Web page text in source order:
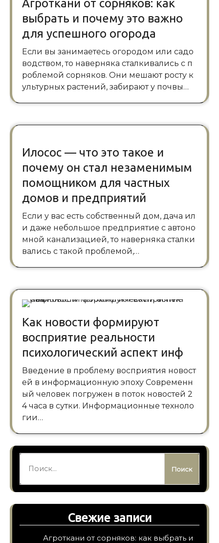
Агроткани от сорняков: как
выбрать и почему это важно
для успешного огорода
Если вы занимаетесь огородом или садо
водством, то наверняка сталкивались с п
роблемой сорняков. Они мешают росту к
ультурных растений, забирают у почвы…
Илосос — что это такое и
почему он стал незаменимым
помощником для частных
домов и предприятий
Если у вас есть собственный дом, дача ил
и даже небольшое предприятие с автоно
мной канализацией, то наверняка сталки
вались с такой проблемой,…
Как новости формируют
восприятие реальности
психологический аспект инф
Введение в проблему восприятия новост
ей в информационную эпоху Современн
ый человек погружен в поток новостей 2
4 часа в сутки. Информационные техноло
гии…
Свежие записи
Агроткани от сорняков: как выбрать и